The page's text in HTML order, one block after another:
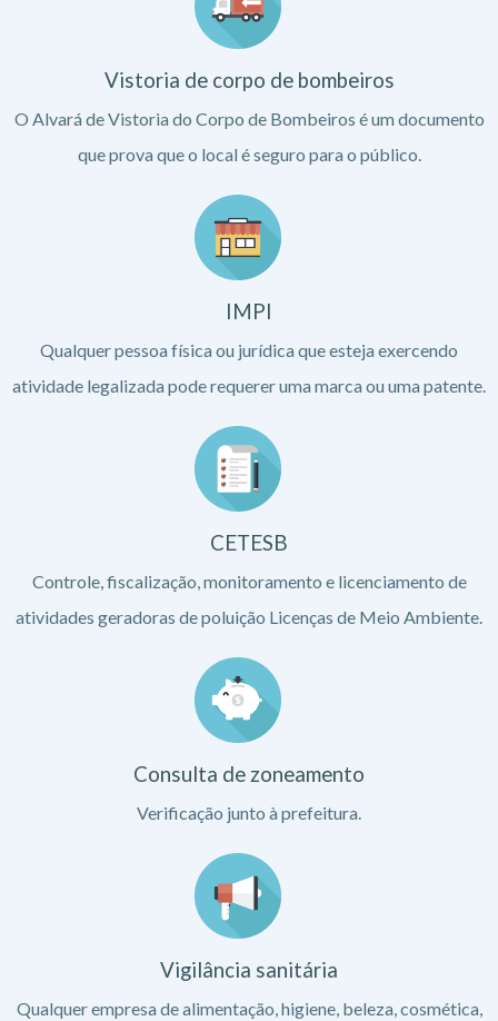
Vistoria de corpo de bombeiros
O Alvará de Vistoria do Corpo de Bombeiros é um documento
que prova que o local é seguro para o público.
IMPI
Qualquer pessoa física ou jurídica que esteja exercendo
atividade legalizada pode requerer uma marca ou uma patente.
CETESB
Controle, fiscalização, monitoramento e licenciamento de
atividades geradoras de poluição Licenças de Meio Ambiente.
Consulta de zoneamento
Verificação junto à prefeitura.
Vigilância sanitária
Qualquer empresa de alimentação, higiene, beleza, cosmética,